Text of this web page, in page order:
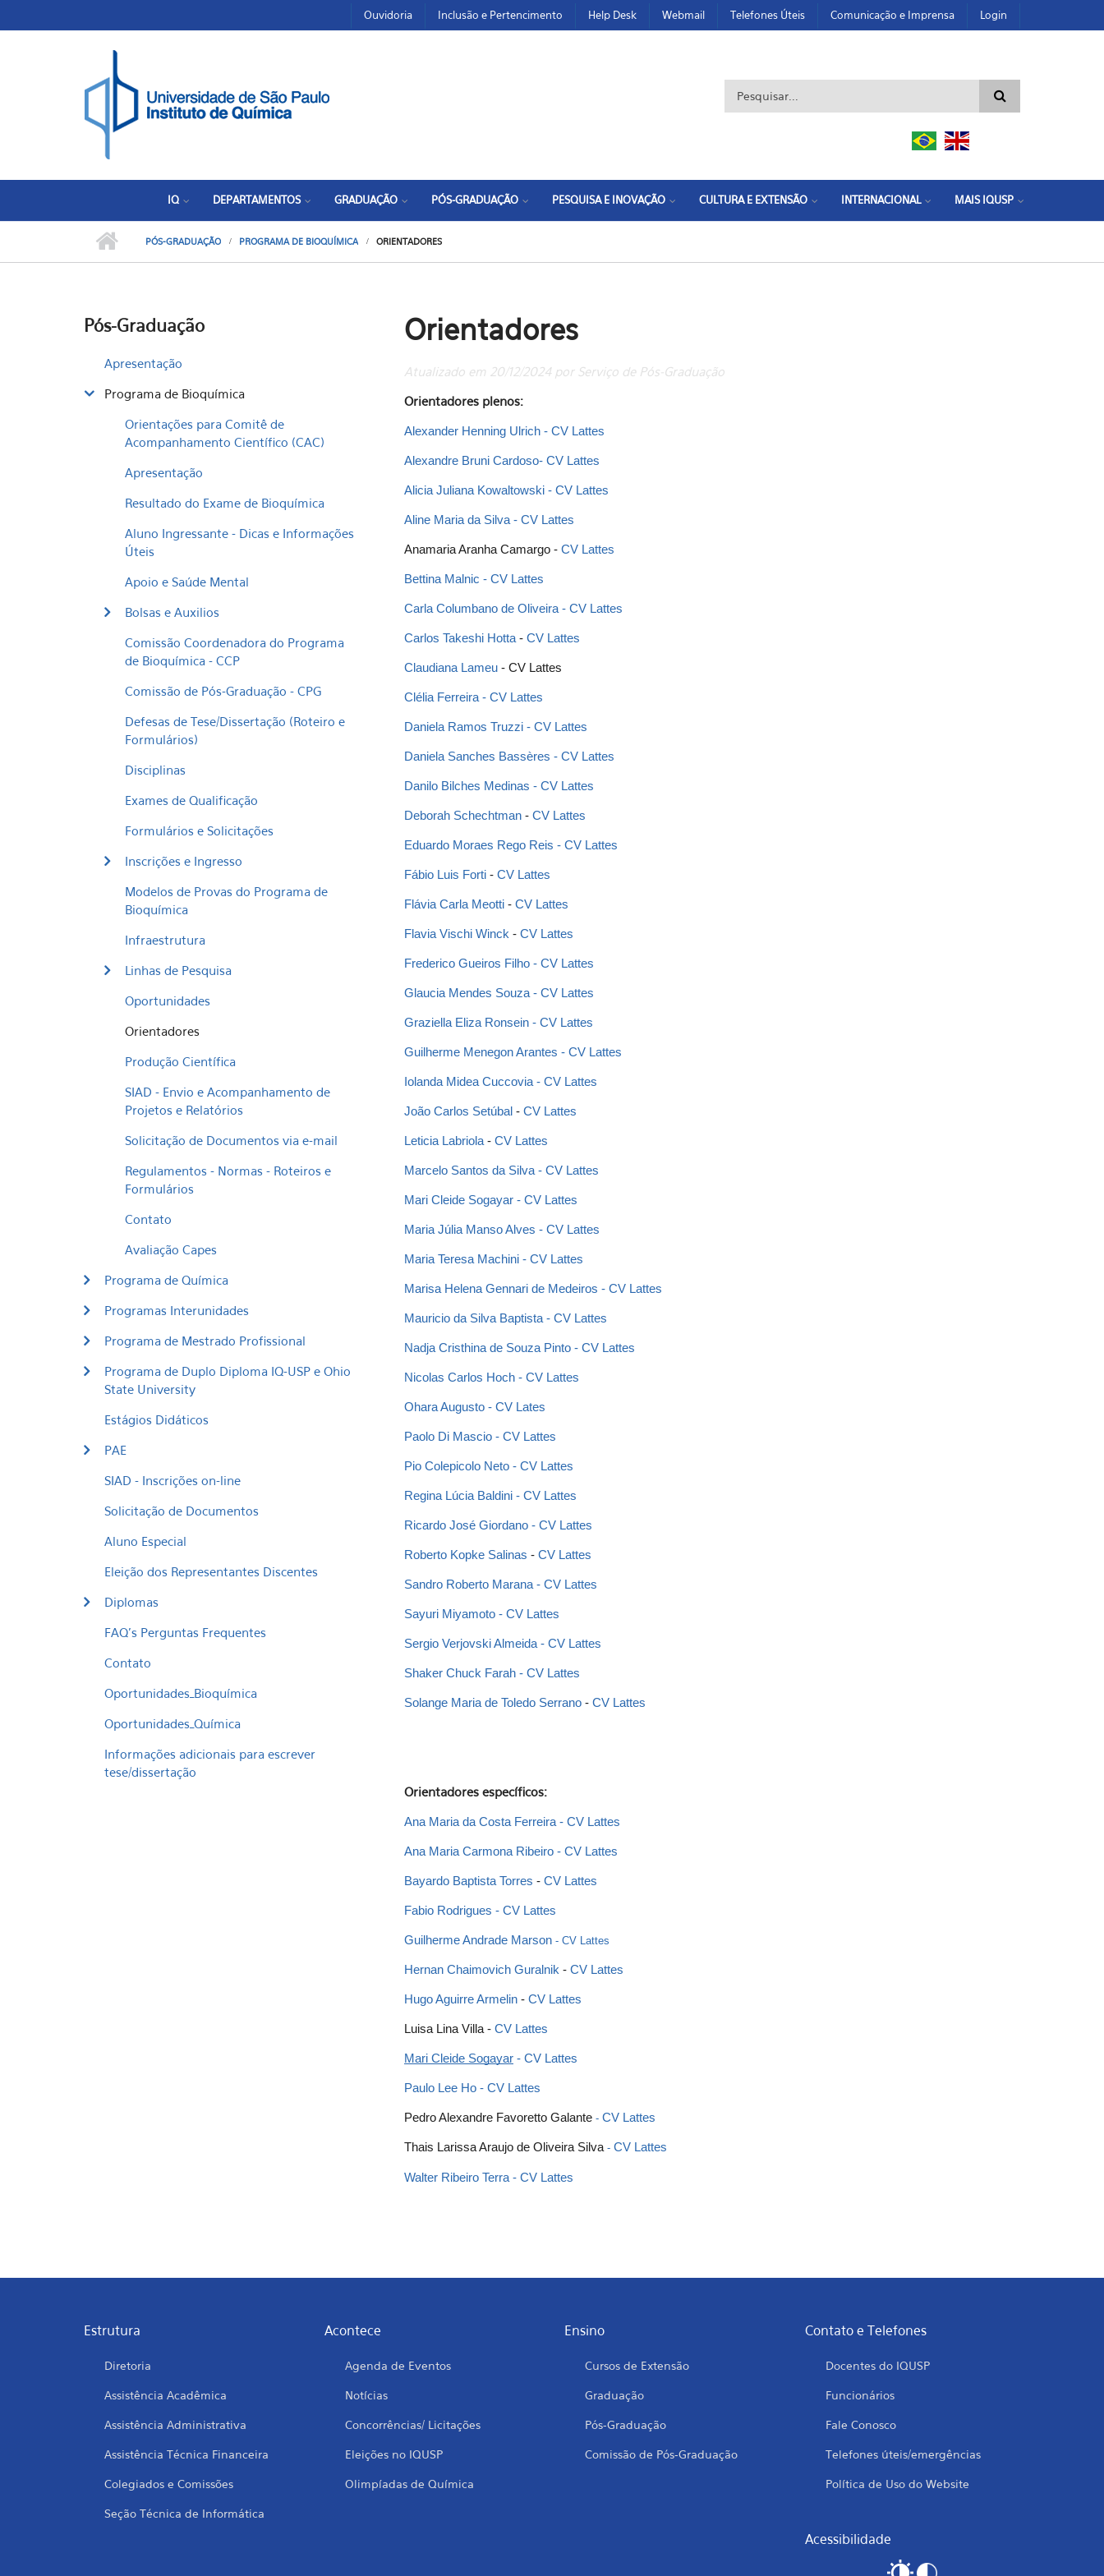
Ouvidoria Inclusão e Pertencimento Help Desk Webmail Telefones Úteis Comunicação e Imprensa Login
Formulário de busca
IQ DEPARTAMENTOS GRADUAÇÃO PÓS-GRADUAÇÃO PESQUISA E INOVAÇÃO CULTURA E EXTENSÃO INTERNACIONAL MAIS IQUSP
PÓS-GRADUAÇÃO PROGRAMA DE BIOQUÍMICA ORIENTADORES
Pós-Graduação
Apresentação
Programa de Bioquímica
Orientações para Comitê de
Acompanhamento Científico (CAC)
Apresentação
Resultado do Exame de Bioquímica
Aluno Ingressante - Dicas e Informações
Úteis
Apoio e Saúde Mental
Bolsas e Auxilios
Comissão Coordenadora do Programa
de Bioquímica - CCP
Comissão de Pós-Graduação - CPG
Defesas de Tese/Dissertação (Roteiro e
Formulários)
Disciplinas
Exames de Qualificação
Formulários e Solicitações
Inscrições e Ingresso
Modelos de Provas do Programa de
Bioquímica
Infraestrutura
Linhas de Pesquisa
Oportunidades
Orientadores
Produção Científica
SIAD - Envio e Acompanhamento de
Projetos e Relatórios
Solicitação de Documentos via e-mail
Regulamentos - Normas - Roteiros e
Formulários
Contato
Avaliação Capes
Programa de Química
Programas Interunidades
Programa de Mestrado Profissional
Programa de Duplo Diploma IQ-USP e Ohio
State University
Estágios Didáticos
PAE
SIAD - Inscrições on-line
Solicitação de Documentos
Aluno Especial
Eleição dos Representantes Discentes
Diplomas
FAQ's Perguntas Frequentes
Contato
Oportunidades_Bioquímica
Oportunidades_Química
Informações adicionais para escrever
tese/dissertação
Orientadores
Atualizado em 20/12/2024 por Serviço de Pós-Graduação
Orientadores plenos:
Alexander Henning Ulrich - CV Lattes
Alexandre Bruni Cardoso- CV Lattes
Alicia Juliana Kowaltowski - CV Lattes
Aline Maria da Silva - CV Lattes
Anamaria Aranha Camargo - CV Lattes
Bettina Malnic - CV Lattes
Carla Columbano de Oliveira - CV Lattes
Carlos Takeshi Hotta - CV Lattes
Claudiana Lameu - CV Lattes
Clélia Ferreira - CV Lattes
Daniela Ramos Truzzi - CV Lattes
Daniela Sanches Bassères - CV Lattes
Danilo Bilches Medinas - CV Lattes
Deborah Schechtman - CV Lattes
Eduardo Moraes Rego Reis - CV Lattes
Fábio Luis Forti - CV Lattes
Flávia Carla Meotti - CV Lattes
Flavia Vischi Winck - CV Lattes
Frederico Gueiros Filho - CV Lattes
Glaucia Mendes Souza - CV Lattes
Graziella Eliza Ronsein - CV Lattes
Guilherme Menegon Arantes - CV Lattes
Iolanda Midea Cuccovia - CV Lattes
João Carlos Setúbal - CV Lattes
Leticia Labriola - CV Lattes
Marcelo Santos da Silva - CV Lattes
Mari Cleide Sogayar - CV Lattes
Maria Júlia Manso Alves - CV Lattes
Maria Teresa Machini - CV Lattes
Marisa Helena Gennari de Medeiros - CV Lattes
Mauricio da Silva Baptista - CV Lattes
Nadja Cristhina de Souza Pinto - CV Lattes
Nicolas Carlos Hoch - CV Lattes
Ohara Augusto - CV Lates
Paolo Di Mascio - CV Lattes
Pio Colepicolo Neto - CV Lattes
Regina Lúcia Baldini - CV Lattes
Ricardo José Giordano - CV Lattes
Roberto Kopke Salinas - CV Lattes
Sandro Roberto Marana - CV Lattes
Sayuri Miyamoto - CV Lattes
Sergio Verjovski Almeida - CV Lattes
Shaker Chuck Farah - CV Lattes
Solange Maria de Toledo Serrano - CV Lattes
Orientadores específicos:
Ana Maria da Costa Ferreira - CV Lattes
Ana Maria Carmona Ribeiro - CV Lattes
Bayardo Baptista Torres - CV Lattes
Fabio Rodrigues - CV Lattes
Guilherme Andrade Marson - CV Lattes
Hernan Chaimovich Guralnik - CV Lattes
Hugo Aguirre Armelin - CV Lattes
Luisa Lina Villa - CV Lattes
Mari Cleide Sogayar - CV Lattes
Paulo Lee Ho - CV Lattes
Pedro Alexandre Favoretto Galante - CV Lattes
Thais Larissa Araujo de Oliveira Silva - CV Lattes
Walter Ribeiro Terra - CV Lattes
Estrutura
Diretoria
Assistência Acadêmica
Assistência Administrativa
Assistência Técnica Financeira
Colegiados e Comissões
Seção Técnica de Informática
Acontece
Agenda de Eventos
Notícias
Concorrências/ Licitações
Eleições no IQUSP
Olimpíadas de Química
Ensino
Cursos de Extensão
Graduação
Pós-Graduação
Comissão de Pós-Graduação
Contato e Telefones
Docentes do IQUSP
Funcionários
Fale Conosco
Telefones úteis/emergências
Política de Uso do Website
Acessibilidade